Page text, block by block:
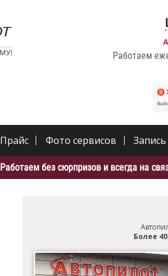
Работаем
Прайс Фото сервисов
Работаем без сюрпризов и всегда на
Более